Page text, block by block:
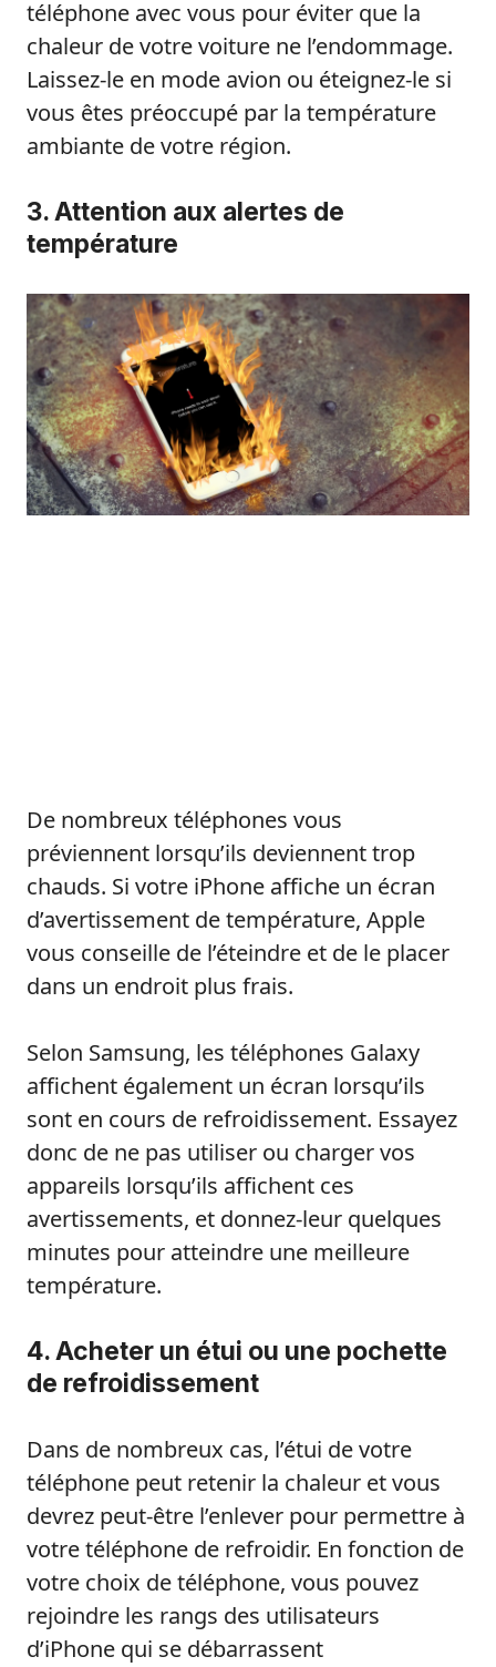
téléphone avec vous pour éviter que la
chaleur de votre voiture ne l’endommage.
Laissez-le en mode avion ou éteignez-le si
vous êtes préoccupé par la température
ambiante de votre région.
3. Attention aux alertes de
température
De nombreux téléphones vous
préviennent lorsqu’ils deviennent trop
chauds. Si votre iPhone affiche un écran
d’avertissement de température, Apple
vous conseille de l’éteindre et de le placer
dans un endroit plus frais.
Selon Samsung, les téléphones Galaxy
affichent également un écran lorsqu’ils
sont en cours de refroidissement. Essayez
donc de ne pas utiliser ou charger vos
appareils lorsqu’ils affichent ces
avertissements, et donnez-leur quelques
minutes pour atteindre une meilleure
température.
4. Acheter un étui ou une pochette
de refroidissement
Dans de nombreux cas, l’étui de votre
téléphone peut retenir la chaleur et vous
devrez peut-être l’enlever pour permettre à
votre téléphone de refroidir. En fonction de
votre choix de téléphone, vous pouvez
rejoindre les rangs des utilisateurs
d’iPhone qui se débarrassent